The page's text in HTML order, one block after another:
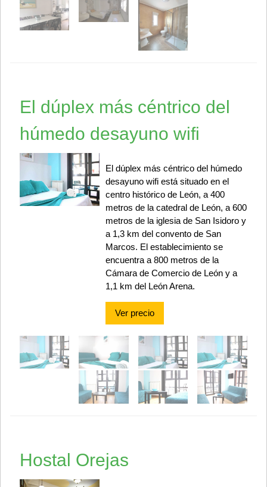
El dúplex más céntrico del
húmedo desayuno wifi
El dúplex más céntrico del húmedo
desayuno wifi está situado en el
centro histórico de León, a 400
metros de la catedral de León, a 600
metros de la iglesia de San Isidoro y
a 1,3 km del convento de San
Marcos. El establecimiento se
encuentra a 800 metros de la
Cámara de Comercio de León y a
1,1 km del León Arena.
Ver precio
Hostal Orejas